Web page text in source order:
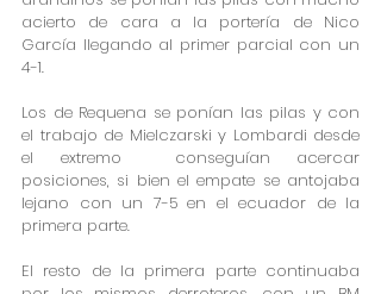
acierto de cara a la portería de Nico
García llegando al primer parcial con un
4-1.
Los de Requena se ponían las pilas y con
el trabajo de Mielczarski y Lombardi desde
el extremo  conseguían acercar
posiciones, si bien el empate se antojaba
lejano con un 7-5 en el ecuador de la
primera parte.
El resto de la primera parte continuaba